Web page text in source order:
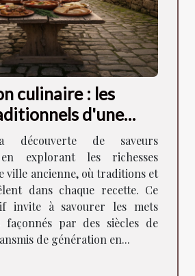
culinaire : les
d'une
de saveurs
en explorant les richesses
ville ancienne, où traditions et
dans chaque recette. Ce
invite à savourer les mets
façonnés par des siècles de
de génération en...